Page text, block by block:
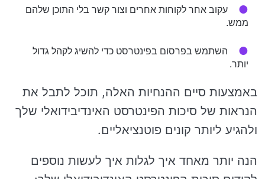
עקוב אחר לקוחות אחרים וצור קשר בלי התוכן שלהם
ממש.
השתמש בפרסום בפינטרסט כדי להשיג לקהל גדול
יותר.
באמצעות סיים ההנחיות האלה, תוכל לתבל את
הנראות של סיכות הפינטרסט האינדיבידואלי שלך
ולהגיע ליותר קונים פוטנציאליים.
הנה יותר מאחד איך לגלות איך לעשות נוספים